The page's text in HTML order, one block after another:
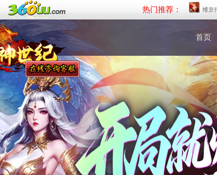
热门推荐： 维京
首页